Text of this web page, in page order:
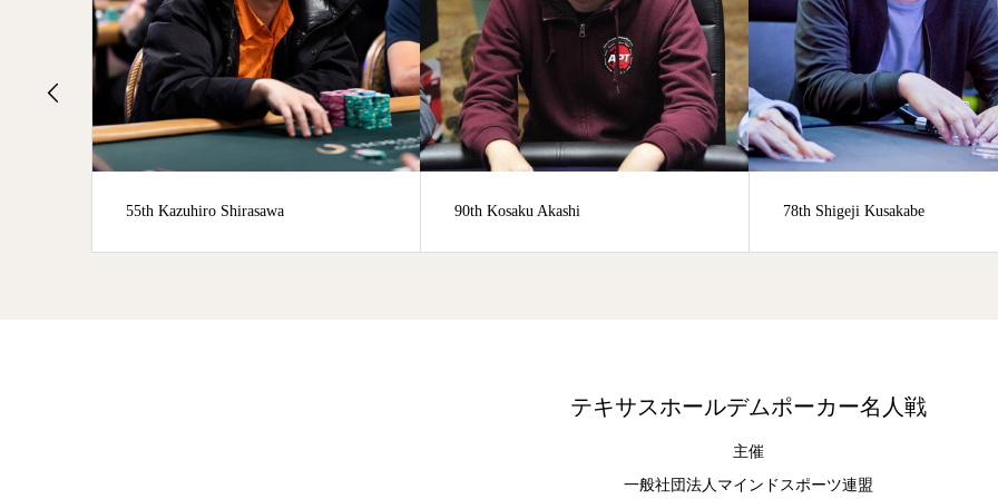
90th Kosaku Akashi 78th Shigeji Kusakabe 28th Takao Shimizu
テキサスホールデムポーカー名人戦
主催
一般社団法人マインドスポーツ連盟